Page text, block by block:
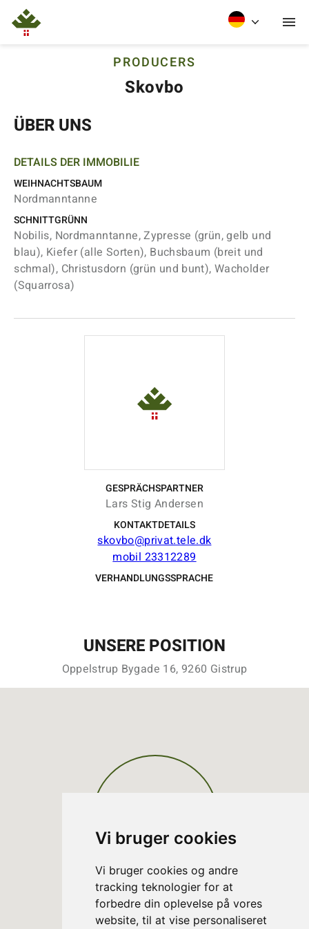
Vi bruger cookies
Vi bruger cookies og andre
tracking teknologier for at
forbedre din oplevelse på vores
website, til at vise personaliseret
PRODUCERS
Skovbo
ÜBER UNS
DETAILS DER IMMOBILIE
WEIHNACHTSBAUM
Nordmanntanne
SCHNITTGRÜNN
Nobilis, Nordmanntanne, Zypresse (grün, gelb und
blau), Kiefer (alle Sorten), Buchsbaum (breit und
schmal), Christusdorn (grün und bunt), Wacholder
(Squarrosa)
GESPRÄCHSPARTNER
Lars Stig Andersen
KONTAKTDETAILS
skovbo@privat.tele.dk
mobil 23312289
VERHANDLUNGSSPRACHE
UNSERE POSITION
Oppelstrup Bygade 16, 9260 Gistrup